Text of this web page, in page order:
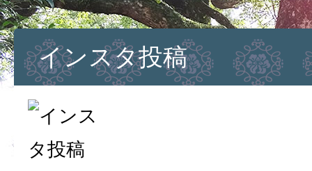
トップページ
ブログ(日々八百万)
お知らせ一覧 歴史・ご祭神
年中行事
メディア掲載 ご祈祷・ご祈
安産祈願
初宮参り
七五三詣
長寿のお祝い
神前結婚式
厄祓い・方位
車のお祓い
地鎮祭
神葬祭（神式
インスタ投稿